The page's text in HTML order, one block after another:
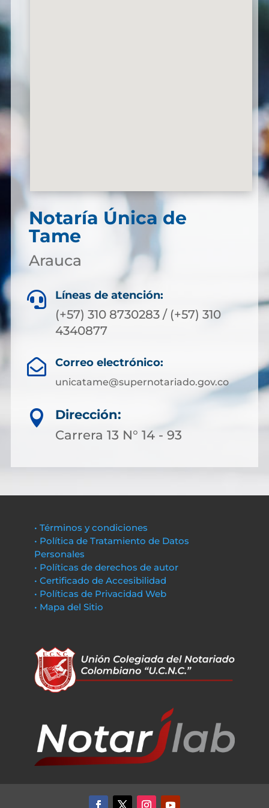
Notaría Única de
Tame
Arauca
 Líneas de atención:
(+57) 310 8730283 / (+57) 310
4340877
 Correo electrónico:
unicatame@supernotariado.gov.co

Dirección:
Carrera 13 N° 14 - 93
• Términos y condiciones
• Política de Tratamiento de Datos
Personales
• Políticas de derechos de autor
• Certificado de Accesibilidad
• Políticas de Privacidad Web
• Mapa del Sitio